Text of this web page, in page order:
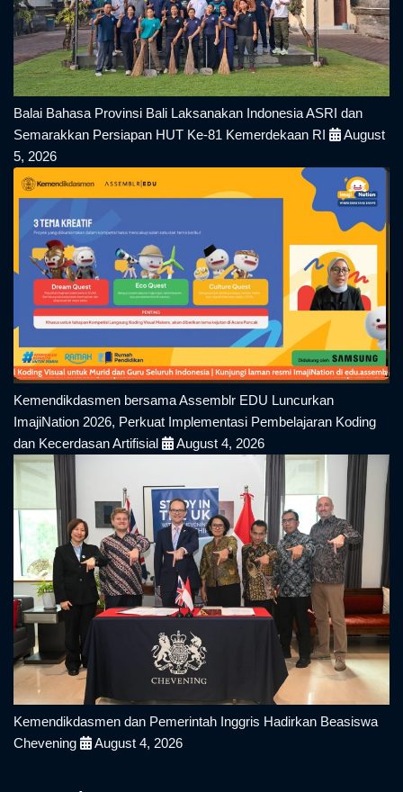
Balai Bahasa Provinsi Bali Laksanakan Indonesia ASRI dan
Semarakkan Persiapan HUT Ke-81 Kemerdekaan RI
August
5, 2026
Kemendikdasmen bersama Assemblr EDU Luncurkan
ImajiNation 2026, Perkuat Implementasi Pembelajaran Koding
dan Kecerdasan Artifisial
August 4, 2026
Kemendikdasmen dan Pemerintah Inggris Hadirkan Beasiswa
Chevening
August 4, 2026